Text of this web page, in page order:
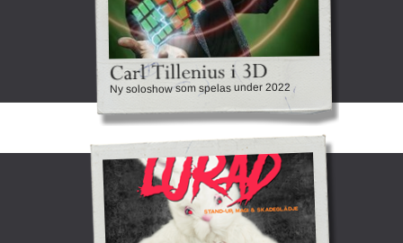
Ny soloshow som spelas under 2022